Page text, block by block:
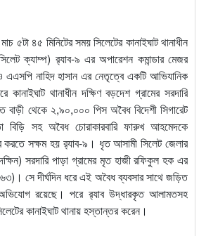
৫টা ৪৫ মিনিটের সময় সিলেটের কানাইঘাট থানাধীন
ক্যাম্প) র‌্যাব-৯ এর অপারেশন কমান্ডার মেজর
নাহিদ হাসান এর নেতৃত্বে একটি আভিযানিক
কানাইঘাট থানাধীন দক্ষিণ বড়দেশ গ্রামের সরদারি
বাড়ী থেকে ২,৯০,০০০ পিস অবৈধ বিদেশী সিগারেট
সহ অবৈধ চোরাকারবারি ফারুখ আহমেদকে
করতে সক্ষম হয় র‌্যাব-৯। ধৃত আসামী সিলেট জেলার
সরদারি পাড়া গ্রামের মৃত হাজী রফিকুল হক এর
সে দীর্ঘদিন ধরে এই অবৈধ ব্যবসার সাথে জড়িত
রয়েছে। পরে র‌্যাব উদ্ধারকৃত আলামতসহ
কানাইঘাট থানায় হস্তান্তর করেন।